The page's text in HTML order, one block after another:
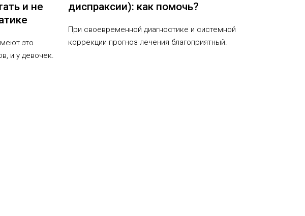
и не
это
и у девочек.
диспраксии): как помочь?
При своевременной диагностике и системной
коррекции прогноз лечения благоприятный.